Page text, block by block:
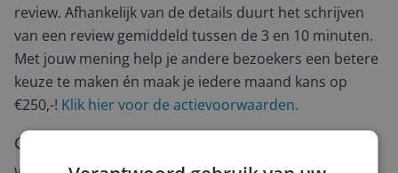
review. Afhankelijk van de details duurt het schrijven
van een review gemiddeld tussen de 3 en 10 minuten.
Met jouw mening help je andere bezoekers een betere
keuze te maken én maak je iedere maand kans op
€250,-! Klik hier voor de actievoorwaarden.
Cijfer